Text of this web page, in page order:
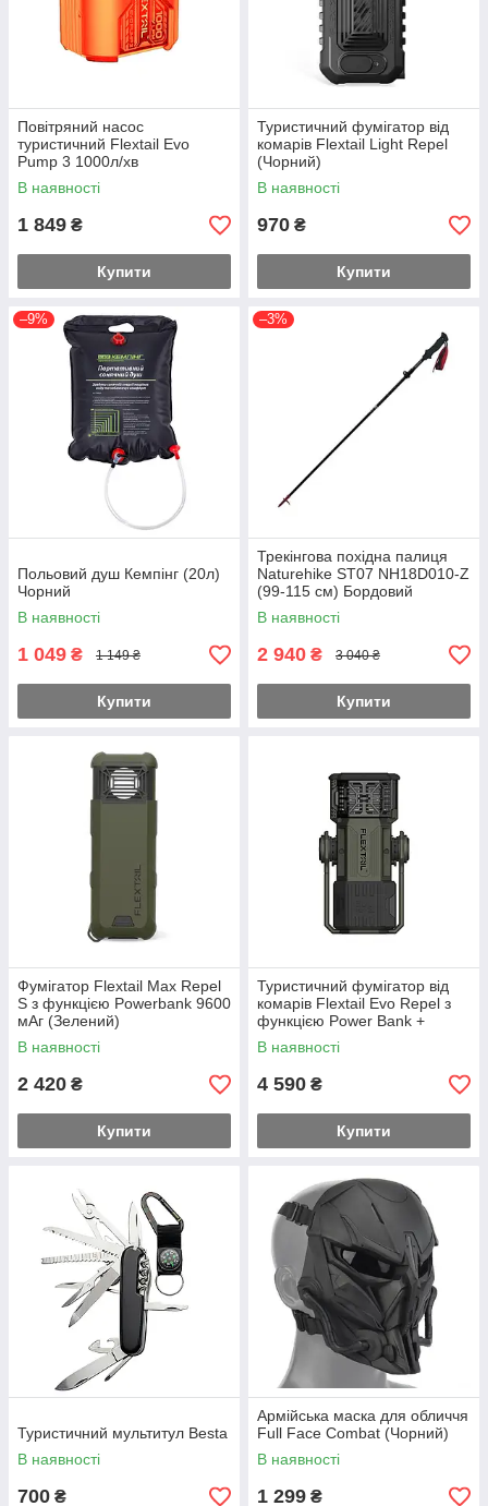
Повітряний насос
туристичний Flextail Evo
Pump 3 1000л/хв
(Помаранчевий)
В наявності
1 849 ₴
Купити
Туристичний фумігатор від
комарів Flextail Light Repel
(Чорний)
В наявності
970 ₴
Купити
–9%
Польовий душ Кемпінг (20л)
Чорний
В наявності
1 049 ₴ 1 149 ₴
Купити
–3%
Трекінгова похідна палиця
Naturehike ST07 NH18D010-Z
(99-115 см) Бордовий
В наявності
2 940 ₴ 3 040 ₴
Купити
Фумігатор Flextail Max Repel
S з функцією Powerbank 9600
мАг (Зелений)
В наявності
2 420 ₴
Купити
Туристичний фумігатор від
комарів Flextail Evo Repel з
функцією Power Bank +
ліхтарик (Зелений)
В наявності
4 590 ₴
Купити
Туристичний мультитул Besta
В наявності
700 ₴
Армійська маска для обличчя
Full Face Combat (Чорний)
В наявності
1 299 ₴